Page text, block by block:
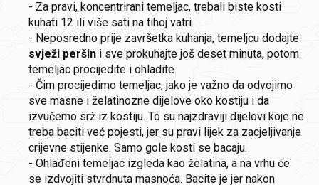
- Za pravi, koncentrirani temeljac, trebali biste kosti
kuhati 12 ili više sati na tihoj vatri.
- Neposredno prije završetka kuhanja, temeljcu dodajte
svježi peršin i sve prokuhajte još deset minuta, potom
temeljac procijedite i ohladite.
- Čim procijedimo temeljac, jako je važno da odvojimo
sve masne i želatinozne dijelove oko kostiju i da
izvučemo srž iz kostiju. To su najzdraviji dijelovi koje ne
treba baciti već pojesti, jer su pravi lijek za zacjeljivanje
crijevne stijenke. Samo gole kosti se bacaju.
- Ohlađeni temeljac izgleda kao želatina, a na vrhu će
se izdvojiti stvrdnuta masnoća. Bacite je jer nakon